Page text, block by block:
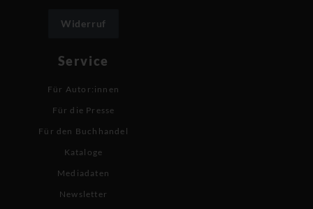
Widerruf
Service
Für Autor:innen
Für die Presse
Für den Buchhandel
Kataloge
Mediadaten
Newsletter